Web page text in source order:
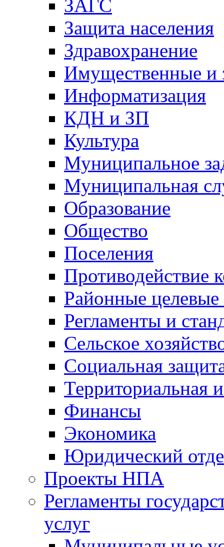
ЗАГС
Защита населения
Здравохранение
Имущественные и
Информатизация
КДН и ЗП
Культура
Муниципальное
Муниципальная
Образование
Общество
Поселения
Противодействие
Районные
Регламенты и
Сельское
Социальная
Территориальная
Финансы
Экономика
Юридический
Проекты НПА
Регламенты
услуг